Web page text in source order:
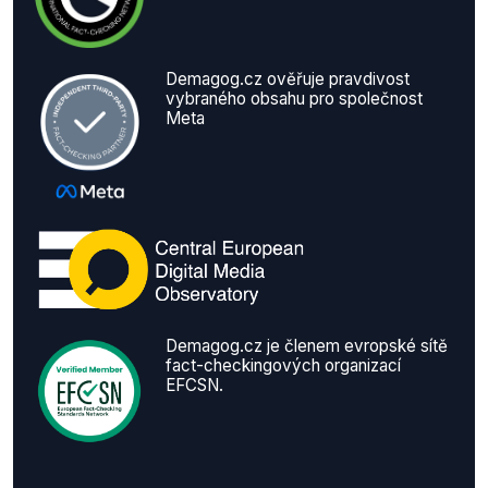
Demagog.cz ověřuje pravdivost
vybraného obsahu pro společnost
Meta
Demagog.cz je členem evropské sítě
fact-checkingových organizací
EFCSN.